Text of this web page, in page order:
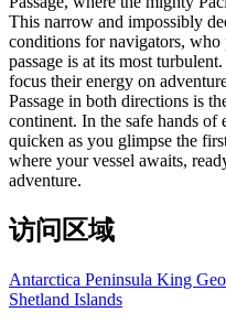
This narrow and impossibly
conditions for navigators, who
passage is at its most
focus their energy on
Passage in both directions is
continent. In the safe hands
quicken as you glimpse the
where your vessel awaits,
adventure.
访问区域
Antarctica Peninsula King
Shetland Islands